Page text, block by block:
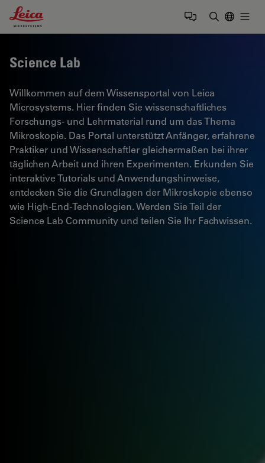
Leica Microsystems Logo
Science Lab
Willkommen auf dem Wissensportal von Leica
Microsystems. Hier finden Sie wissenschaftliches
Forschungs- und Lehrmaterial rund um das Thema
Mikroskopie. Das Portal unterstützt Anfänger, erfahrene
Praktiker und Wissenschaftler gleichermaßen bei ihrer
täglichen Arbeit und ihren Experimenten. Erkunden Sie
interaktive Tutorials und Anwendungshinweise,
entdecken Sie die Grundlagen der Mikroskopie ebenso
wie High-End-Technologien. Werden Sie Teil der
Science Lab Community und teilen Sie Ihr Fachwissen.